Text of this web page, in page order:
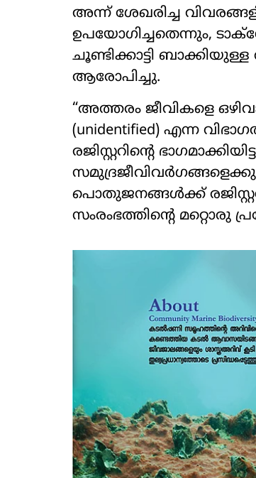
അന്ന് ശേഖരിച്ച
ഉപയോഗിച്ചതെന്നും,
ചൂണ്ടിക്കാട്ടി
ആരോപിച്ചു.
“അത്തരം ജീവികളെ
(unidentified) എന്ന
രജിസ്റ്ററിന്റെ
പൊതുജനങ്ങൾക്ക്
സംരംഭത്തിന്റെ മറ്റൊരു